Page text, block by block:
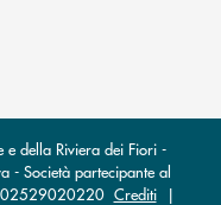
di posta elettronica)
della Riviera dei Fiori -
- Società partecipante al
02529020220 Crediti|